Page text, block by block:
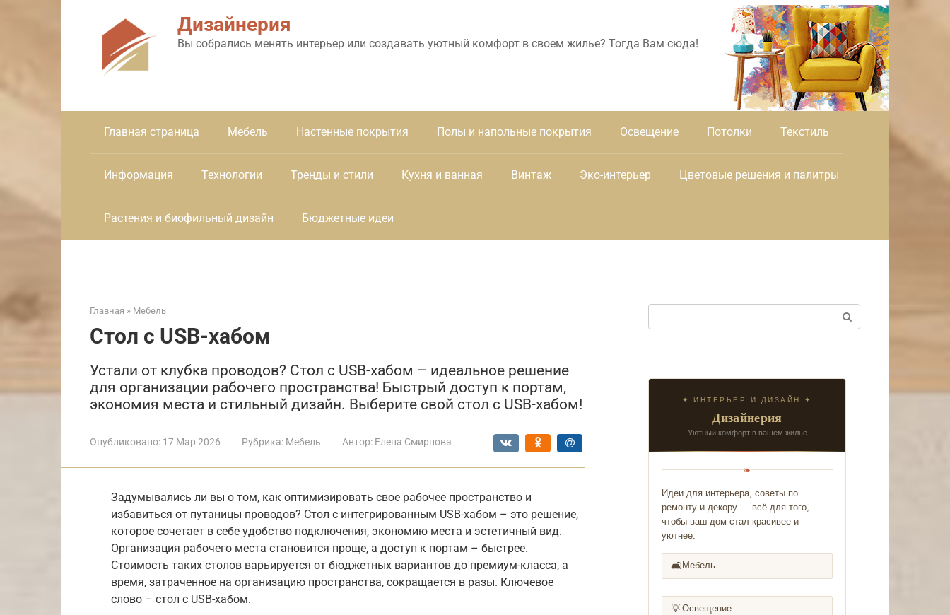
Дизайнерия
Вы собрались менять интерьер или создавать уютный комфорт в своем жилье? Тогда Вам сюда!
Главная страница Мебель Настенные покрытия Полы и напольные покрытия Освещение Потолки Текстиль
Информация Технологии Тренды и стили Кухня и ванная Винтаж Эко-интерьер Цветовые решения и палитры
Растения и биофильный дизайн Бюджетные идеи
Главная » Мебель
Стол с USB-хабом
Устали от клубка проводов? Стол с USB-хабом – идеальное решение
для организации рабочего пространства! Быстрый доступ к портам,
экономия места и стильный дизайн. Выберите свой стол с USB-хабом!
Опубликовано: 17 Мар 2026 Рубрика: Мебель Автор: Елена Смирнова
Задумывались ли вы о том, как оптимизировать свое рабочее пространство и
избавиться от путаницы проводов? Стол с интегрированным USB-хабом – это решение,
которое сочетает в себе удобство подключения, экономию места и эстетичный вид.
Организация рабочего места становится проще, а доступ к портам – быстрее.
Стоимость таких столов варьируется от бюджетных вариантов до премиум-класса, а
время, затраченное на организацию пространства, сокращается в разы. Ключевое
слово – стол с USB-хабом.
✦ ИНТЕРЬЕР И ДИЗАЙН ✦
Дизайнерия
Уютный комфорт в вашем жилье
❧
Идеи для интерьера, советы по
ремонту и декору — всё для того,
чтобы ваш дом стал красивее и
уютнее.
🛋️ Мебель
💡Освещение